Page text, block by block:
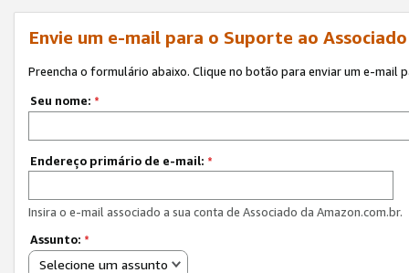
Envie um e-mail para o Suporte ao
Preencha o formulário abaixo. Clique no botão para enviar um e-mail
Seu nome: *
Endereço primário de e-mail: *
Insira o e-mail associado a sua conta de Associado da Amazon.com.br.
Assunto: *
Selecione um assunto